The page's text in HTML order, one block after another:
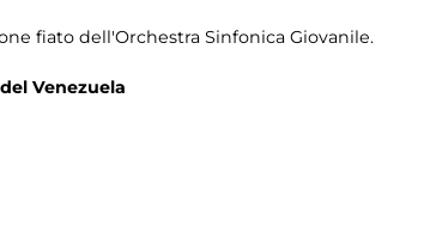
fiato dell'Orchestra Sinfonica Giovanile.
Venezuela